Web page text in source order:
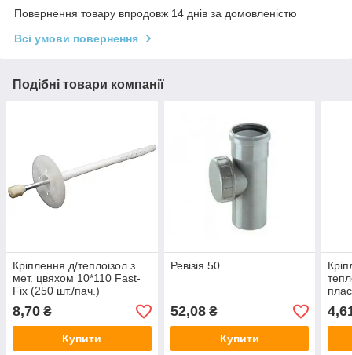
Повернення товару впродовж 14 днів за домовленістю
Всі умови повернення
Подібні товари компанії
Кріплення д/теплоізол.з
мет. цвяхом 10*110 Fast-
Fix (250 шт./пач.)
8,70 ₴
Купити
Ревізія 50
52,08₴
Купити